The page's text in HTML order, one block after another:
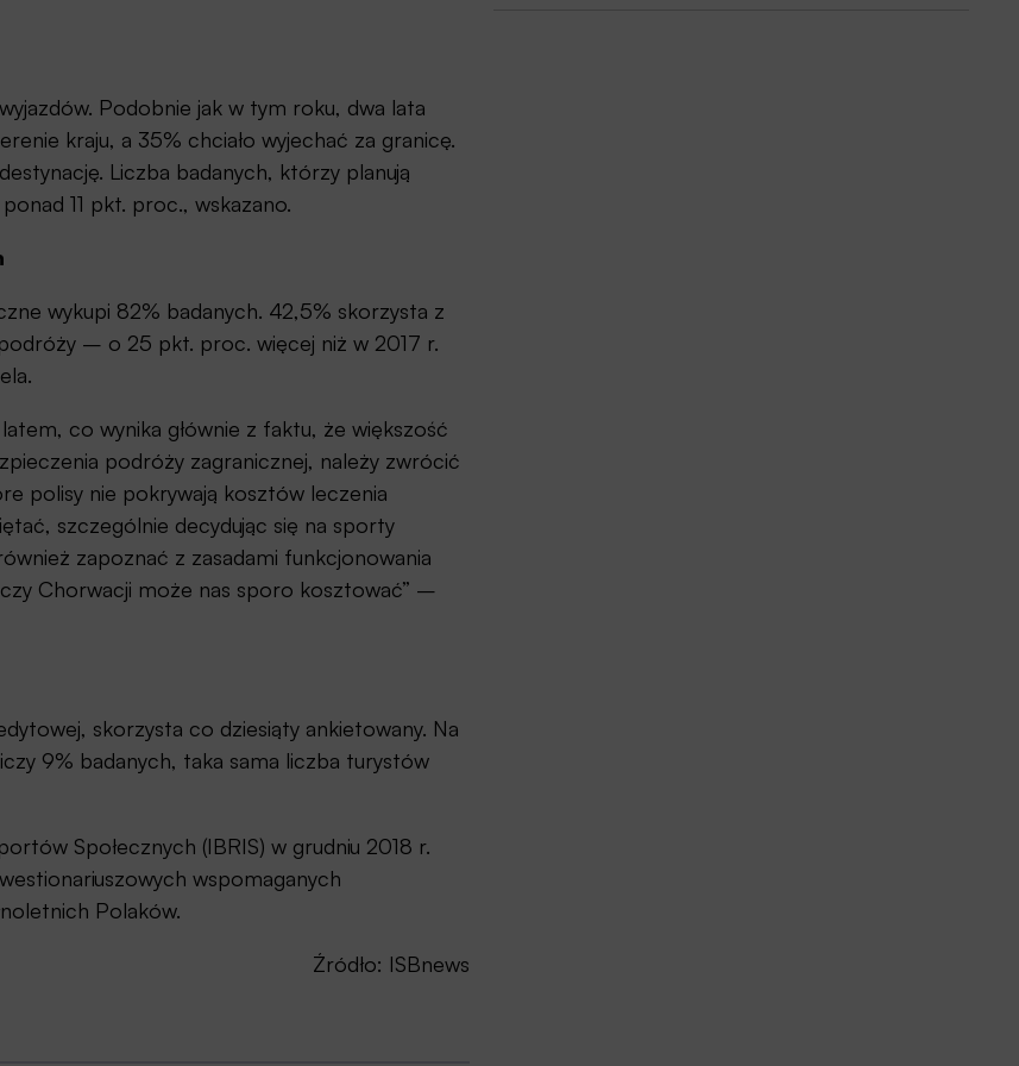
Podobnie jak w tym roku, dwa lata
kraju, a 35% chciało wyjechać za granicę.
Liczba badanych, którzy planują
11 pkt. proc., wskazano.
wykupi 82% badanych. 42,5% skorzysta z
– o 25 pkt. proc. więcej niż w 2017 r.
co wynika głównie z faktu, że większość
podróży zagranicznej, należy zwrócić
polisy nie pokrywają kosztów leczenia
szczególnie decydując się na sporty
zapoznać z zasadami funkcjonowania
Chorwacji może nas sporo kosztować” –
skorzysta co dziesiąty ankietowany. Na
9% badanych, taka sama liczba turystów
Społecznych (IBRIS) w grudniu 2018 r.
wspomaganych
Polaków.
Źródło: ISBnews